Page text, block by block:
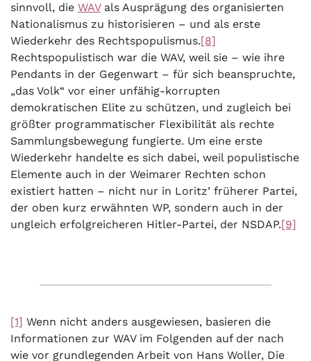
sinnvoll, die WAVals Ausprägung des organisierten
Nationalismus zu historisieren – und als erste
Wiederkehr des Rechtspopulismus.[8]
Rechtspopulistisch war die WAV, weil sie – wie ihre
Pendants in der Gegenwart – für sich beanspruchte,
„das Volk“ vor einer unfähig-korrupten
demokratischen Elite zu schützen, und zugleich bei
größter programmatischer Flexibilität als rechte
Sammlungsbewegung fungierte. Um eine erste
Wiederkehr handelte es sich dabei, weil populistische
Elemente auch in der Weimarer Rechten schon
existiert hatten – nicht nur in Loritz’ früherer Partei,
der oben kurz erwähnten WP, sondern auch in der
ungleich erfolgreicheren Hitler-Partei, der NSDAP.[9]
[1] Wenn nicht anders ausgewiesen, basieren die
Informationen zur WAV im Folgenden auf der nach
wie vor grundlegenden Arbeit von Hans Woller, Die